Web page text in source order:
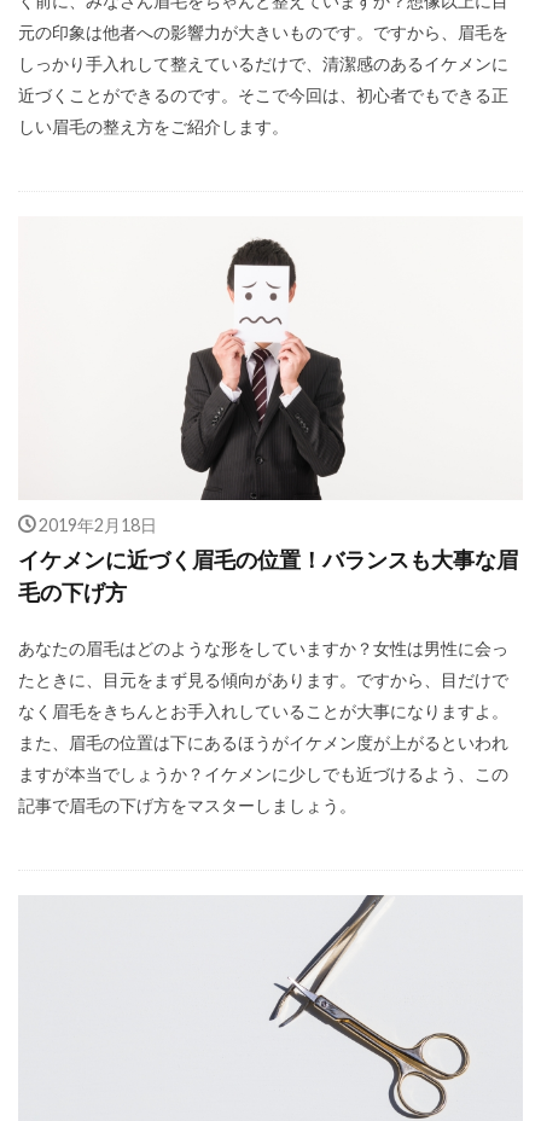
元の印象は他者への影響力が大きいものです。ですから、眉毛を
しっかり手入れして整えているだけで、清潔感のあるイケメンに
近づくことができるのです。そこで今回は、初心者でもできる正
しい眉毛の整え方をご紹介します。
2019年2月18日
イケメンに近づく眉毛の位置！バランスも大事な眉
毛の下げ方
あなたの眉毛はどのような形をしていますか？女性は男性に会っ
たときに、目元をまず見る傾向があります。ですから、目だけで
なく眉毛をきちんとお手入れしていることが大事になりますよ。
また、眉毛の位置は下にあるほうがイケメン度が上がるといわれ
ますが本当でしょうか？イケメンに少しでも近づけるよう、この
記事で眉毛の下げ方をマスターしましょう。